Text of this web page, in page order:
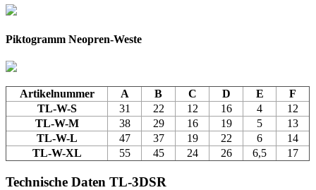
Piktogramm Neopren-Weste
Artikelnummer A B C D E
F
TL-W-S
31 22 12 16 4
12
TL-W-M
38 29 16 19 5
13
TL-W-L
47 37 19 22 6
14
TL-W-XL
55 45 24 26 6,5 17
Technische Daten TL-3DSR